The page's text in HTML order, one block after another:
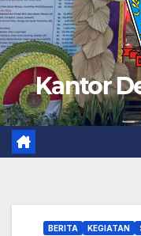
Kantor
BERITA KEGIATAN